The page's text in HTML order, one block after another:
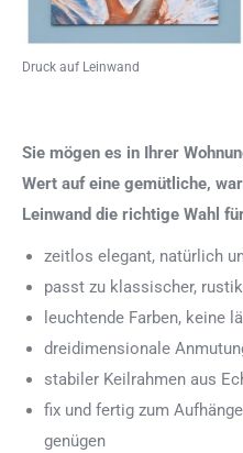
Druck auf Leinwand
Sie mögen es in Ihrer
Wert auf eine gemütliche,
Leinwand die richtige Wahl
zeitlos elegant, natürlich
passt zu klassischer,
leuchtende Farben, keine
dreidimensionale
stabiler Keilrahmen aus
fix und fertig zum
genügen